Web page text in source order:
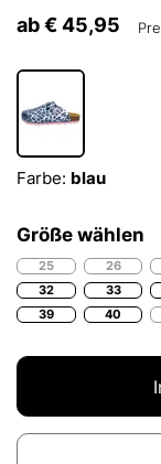
ab€ 45,95
Farbe: blau
Größe wählen
25 26
32
33
39
40